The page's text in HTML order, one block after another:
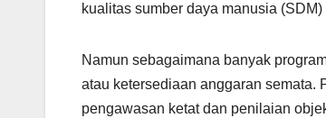
kualitas sumber daya manusia
Namun sebagaimana banyak
atau ketersediaan anggaran semata.
pengawasan ketat dan penilaian